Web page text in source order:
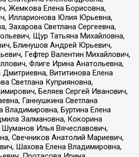
Жемкова Елена Борисовна,
Илларионова Юлия Юрьевна,
Захарова Светлана Сергеевна,
Щур Татьяна Михайловна,
Блинушов Андрей Юрьевич,
Гефтер Валентин Михайлович,
Флиге Ирина Анатольевна,
Вититинова Елена
Светлана Куприяновна,
Беляев Сергей Иванович,
Ганнушкина Светлана
Владимировна, Буртина Елена
Залмановна, Кокорина
Шуманов Илья Вячеславович,
Свечников Анатолий Мариевич,
Шахова Елена Владимировна,